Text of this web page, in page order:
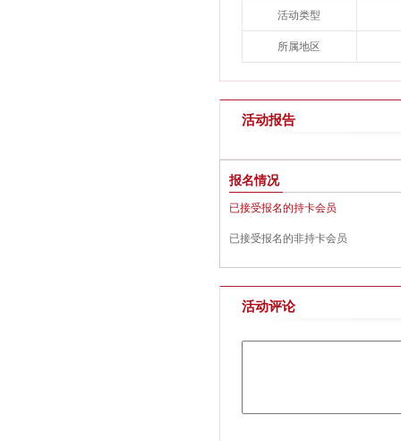
活动类型
所属地区
活动报告
报名情况
已接受报名的持卡会员
已接受报名的非持卡会员
活动评论